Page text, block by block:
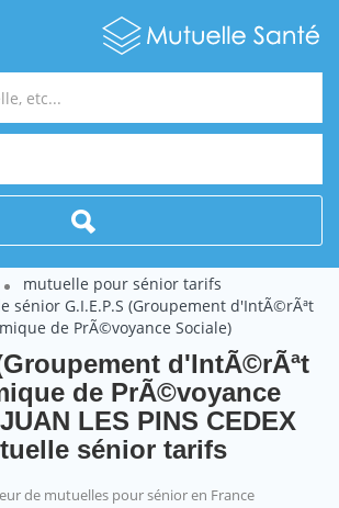
mutuelle pour sénior tarifs
sénior G.I.E.P.S (Groupement d'IntÃ©rÃªt
de PrÃ©voyance Sociale)
d'IntÃ©rÃªt
de PrÃ©voyance
LES PINS CEDEX
sénior tarifs
de mutuelles pour sénior en France